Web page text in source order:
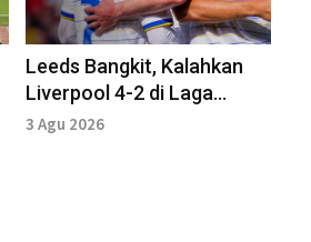
Leeds Bangkit, Kalahkan
Liverpool 4-2 di Laga
Pramusim
3 Agu 2026